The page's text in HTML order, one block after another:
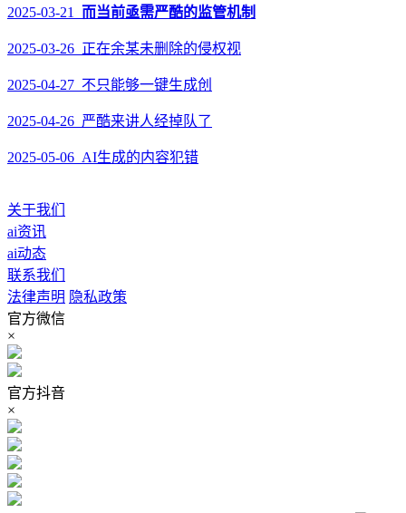
2025-03-21 而当前亟需严酷的监管机制
2025-03-26 正在余某未删除的侵权视
2025-04-27 不只能够一键生成创
2025-04-26 严酷来讲人经掉队了
2025-05-06 AI生成的内容犯错
关于我们
ai资讯
ai动态
联系我们
法律声明 隐私政策
官方微信
×
官方抖音
×